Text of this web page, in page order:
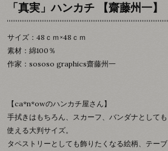
「真実」ハンカチ 【齋藤州一】
サイズ：48ｃｍ×48ｃｍ
素材：綿100％
作家：sososo graphics齋藤州一
【ca*n*owのハンカチ屋さん】
手拭きはもちろん、スカーフ、バンダナとしても
使える大判サイズ。
タペストリーとしても飾りたくなる絵柄、テーブ